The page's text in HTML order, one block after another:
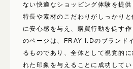
ない快適なショッピング体験を提
特長や素材のこだわりがしっかり
に安心感を与え、購買行動を促す
のページは、FRAY I.Dのブランド
るものであり、全体として視覚的
れた印象を与えることに成功してい